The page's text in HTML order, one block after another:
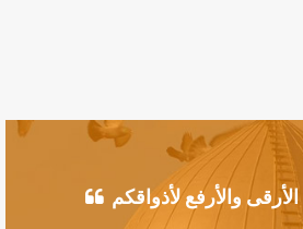
والأرفع لأذواقكم